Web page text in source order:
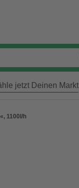
jetzt Deinen Markt
1100l/h